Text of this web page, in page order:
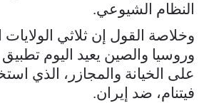
النظام الشيوعي.
وخلاصة القول إن ثلاثي الولايات
وروسيا والصين يعيد اليوم تطبيق
على الخيانة والمجازر، الذي
فيتنام، ضد إيران.